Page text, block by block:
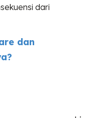
dari
dan